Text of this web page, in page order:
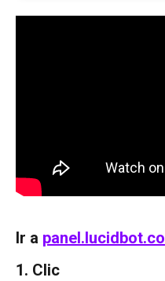
Ir a panel.lucidbot.co
1. Clic